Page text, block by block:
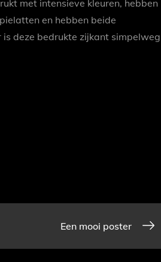
met intensieve kleuren, hebben
en hebben beide
deze bedrukte zijkant simpelweg
Een mooi poster